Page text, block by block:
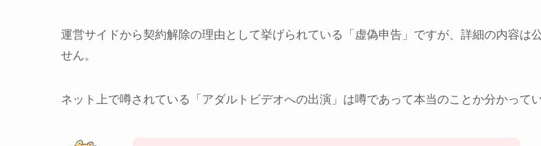
運営サイドから契約解除の理由として挙げられている「虚偽申告」ですが、詳細の内容は
せん。
ネット上で噂されている「アダルトビデオへの出演」は噂であって本当のことか分かってい